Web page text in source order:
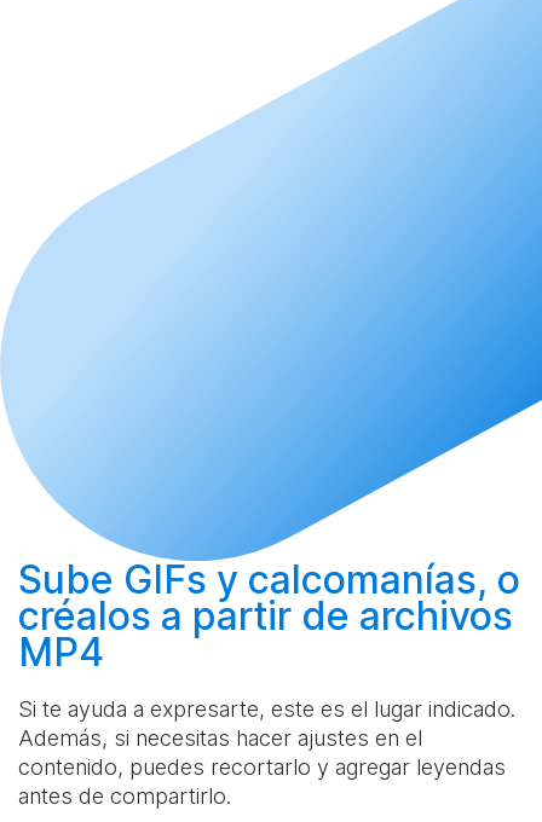
Sube GIFs y calcomanías, o
créalos a partir de archivos
MP4
Si te ayuda a expresarte, este es el lugar indicado.
Además, si necesitas hacer ajustes en el
contenido, puedes recortarlo y agregar leyendas
antes de compartirlo.